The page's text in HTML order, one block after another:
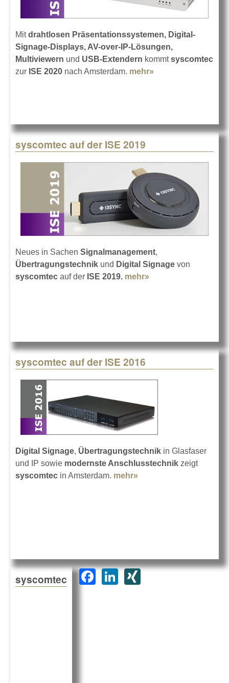
Mitdrahtlosen Präsentationssystemen, Digital-
Signage-Displays, AV-over-IP-Lösungen,
Multiviewern und USB-Extendern kommtsyscomtec
zur ISE 2020 nach Amsterdam. mehr»
syscomtec auf der ISE 2019
Neues in Sachen Signalmanagement,
Übertragungstechnik und Digital Signage von
syscomtec auf der ISE 2019. mehr»
syscomtec auf der ISE 2016
Digital Signage, Übertragungstechnik in Glasfaser
und IP sowie modernste Anschlusstechnik zeigt
syscomtec in Amsterdam. mehr»
syscomtec
F
Li XI